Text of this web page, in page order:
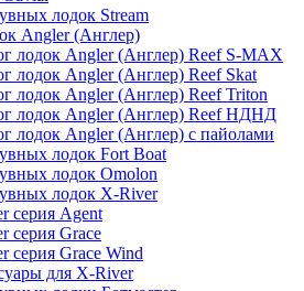
лодок Stream
Angler (Англер)
лодок Angler (Англер) Reef S-MAX
лодок Angler (Англер) Reef Skat
лодок Angler (Англер) Reef Triton
лодок Angler (Англер) Reef НДНД
лодок Angler (Англер) с пайолами
лодок Fort Boat
лодок Omolon
лодок X-River
серия Agent
серия Grace
серия Grace Wind
для X-River